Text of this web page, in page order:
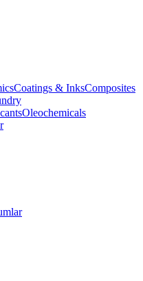
Coatings & InksComposites
Oleochemicals